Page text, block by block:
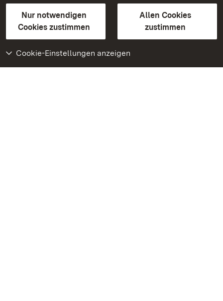
Nur notwendigen
Cookies zustimmen
Allen Cookies
zustimmen
Cookie-Einstellungen anzeigen
GebärdenspracheLeichte Sprache
Erklärung zur Barrierefreiheit
BITV-konform (geprüfte Seiten)
Weiteres